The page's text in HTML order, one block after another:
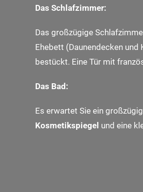
Das Schlafzimmer:
Das großzügige
Ehebett (Daunendecken
bestückt. Eine Tür mit
Das Bad:
Es erwartet Sie ein
Kosmetikspiegel und eine